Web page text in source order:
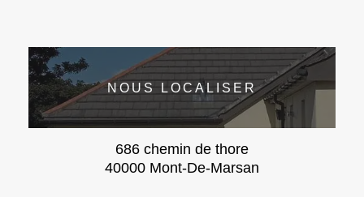
NOUS LOCALISER
686 chemin de thore
40000 Mont-De-Marsan